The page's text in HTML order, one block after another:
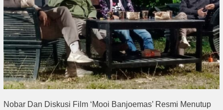
Nobar Dan Diskusi Film ‘Mooi Banjoemas’ Resmi Menutup